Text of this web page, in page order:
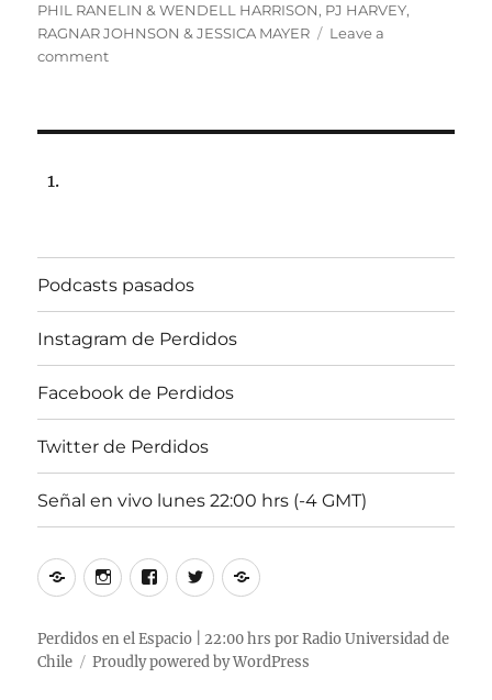
PHIL RANELIN & WENDELL HARRISON, PJ HARVEY,
RAGNAR JOHNSON & JESSICA MAYER
Leave a
commenton
hrs
102.5fm
Radio
U.
Podcasts pasados
Instagram de Perdidos
Facebook de Perdidos
Twitter de Perdidos
Señal en vivo lunes 22:00 hrs (-4 GMT)
PodcastsInstagram
Perdidos
Facebook
Perdidos
Twitter
Perdidos
Señal
vivo
lunes
Perdidos en el Espacio | 22:00 hrs por Radio Universidad de
Chile
Proudly powered by WordPress